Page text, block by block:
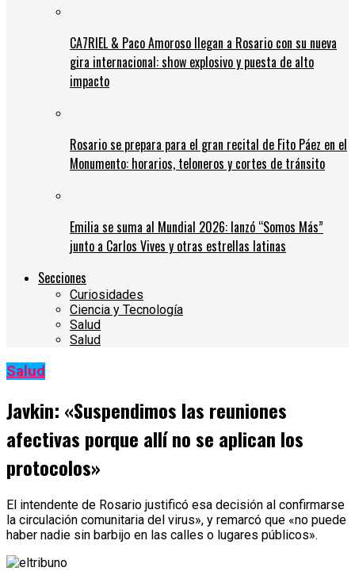
CA7RIEL & Paco Amoroso llegan a Rosario con su nueva
gira internacional: show explosivo y puesta de alto
impacto
Rosario se prepara para el gran recital de Fito Páez en el
Monumento: horarios, teloneros y cortes de tránsito
Emilia se suma al Mundial 2026: lanzó “Somos Más”
junto a Carlos Vives y otras estrellas latinas
Secciones
Curiosidades
Ciencia y Tecnología
Salud
Salud
Salud
Javkin: «Suspendimos las reuniones
afectivas porque allí no se aplican los
protocolos»
El intendente de Rosario justificó esa decisión al confirmarse
la circulación comunitaria del virus», y remarcó que «no puede
haber nadie sin barbijo en las calles o lugares públicos».